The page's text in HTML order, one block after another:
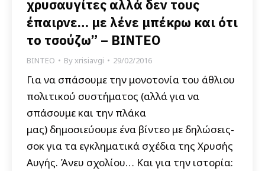
χρυσαυγίτες αλλά δεν τους
έπαιρνε… με λένε μπέκρω και ότι
το τσούζω” – ΒΙΝΤΕΟ
ΒΙΝΤΕΟ Byxrisiavgi 29/02/2016
Για να σπάσουμε την μονοτονία του άθλιου
πολιτικού συστήματος (αλλά για να
σπάσουμε και την πλάκα
μας) δημοσιεύουμε ένα βίντεο με δηλώσεις-
σοκ για τα εγκληματικά σχέδια της Χρυσής
Αυγής. Άνευ σχολίου… Και για την ιστορία: